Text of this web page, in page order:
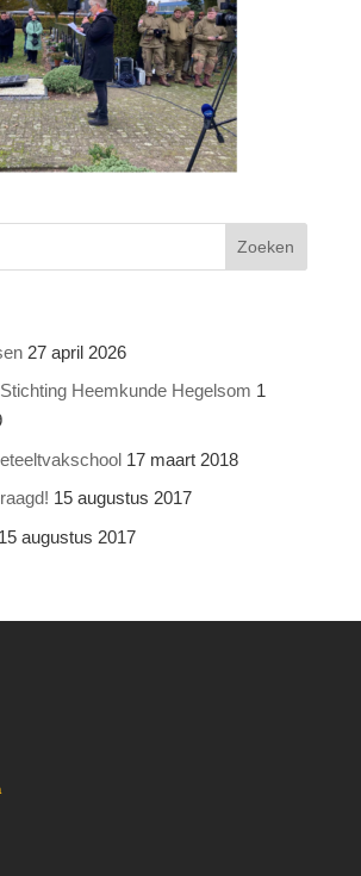
27 april 2026
Heemkunde Hegelsom 1
17 maart 2018
15 augustus 2017
15 augustus 2017